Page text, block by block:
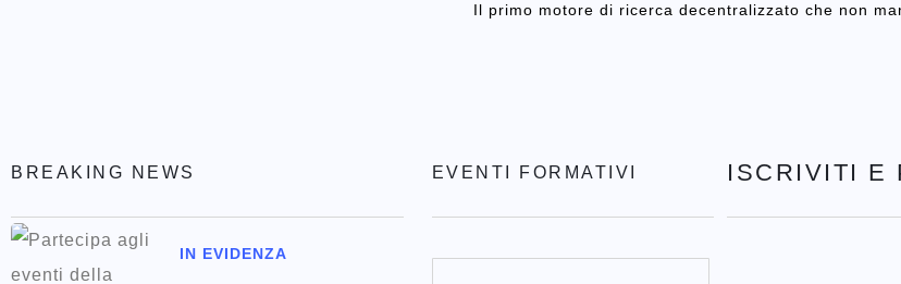
Il primo motore di ricerca decentralizzato che non
BREAKING NEWS
IN EVIDENZA
EVENTI FORMATIVI ISCRIVITI E